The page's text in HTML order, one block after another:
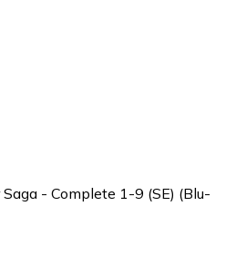
- Complete 1-9 (SE) (Blu-